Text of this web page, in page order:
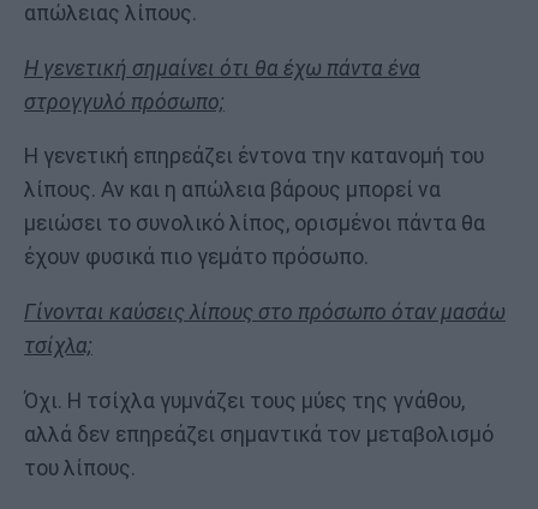
απώλειας λίπους.
Η γενετική σημαίνει ότι θα έχω πάντα ένα
στρογγυλό πρόσωπο;
Η γενετική επηρεάζει έντονα την κατανομή του
λίπους. Αν και η απώλεια βάρους μπορεί να
μειώσει το συνολικό λίπος, ορισμένοι πάντα θα
έχουν φυσικά πιο γεμάτο πρόσωπο.
Γίνονται καύσεις λίπους στο πρόσωπο όταν μασάω
τσίχλα;
Όχι. Η τσίχλα γυμνάζει τους μύες της γνάθου,
αλλά δεν επηρεάζει σημαντικά τον μεταβολισμό
του λίπους.